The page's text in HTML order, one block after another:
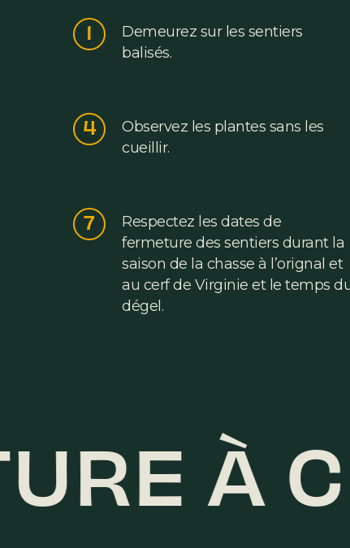
1
Demeurez sur les sentiers
balisés.
4
Observez les plantes sans les
cueillir.
7
Respectez les dates de
fermeture des sentiers durant la
saison de la chasse à l’orignal et
au cerf de Virginie et le temps
dégel.
À